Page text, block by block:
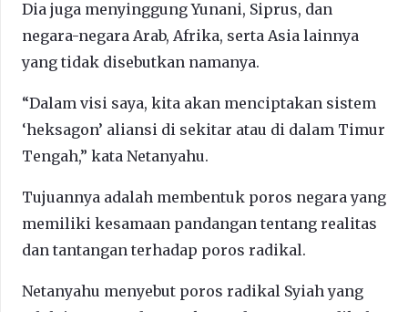
Dia juga menyinggung Yunani, Siprus, dan
negara-negara Arab, Afrika, serta Asia lainnya
yang tidak disebutkan namanya.
“Dalam visi saya, kita akan menciptakan sistem
‘heksagon’ aliansi di sekitar atau di dalam Timur
Tengah,” kata Netanyahu.
Tujuannya adalah membentuk poros negara yang
memiliki kesamaan pandangan tentang realitas
dan tantangan terhadap poros radikal.
Netanyahu menyebut poros radikal Syiah yang